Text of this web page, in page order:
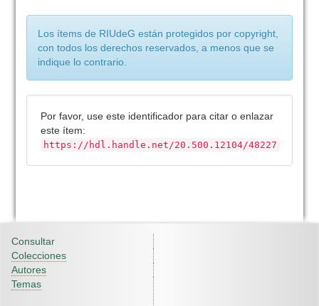
Los ítems de RIUdeG están protegidos por copyright,
con todos los derechos reservados, a menos que se
indique lo contrario.
Por favor, use este identificador para citar o enlazar
este ítem:
https://hdl.handle.net/20.500.12104/48227
Consultar
Colecciones
Autores
Temas